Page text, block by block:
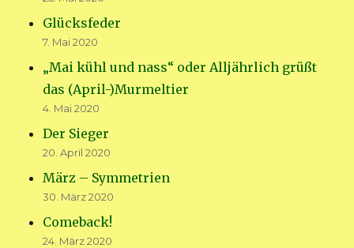
Glücksfeder
7. Mai 2020
„Mai kühl und nass“ oder Alljährlich grüßt
das (April-)Murmeltier
4. Mai 2020
Der Sieger
20. April 2020
März – Symmetrien
30. März 2020
Comeback!
24. März 2020